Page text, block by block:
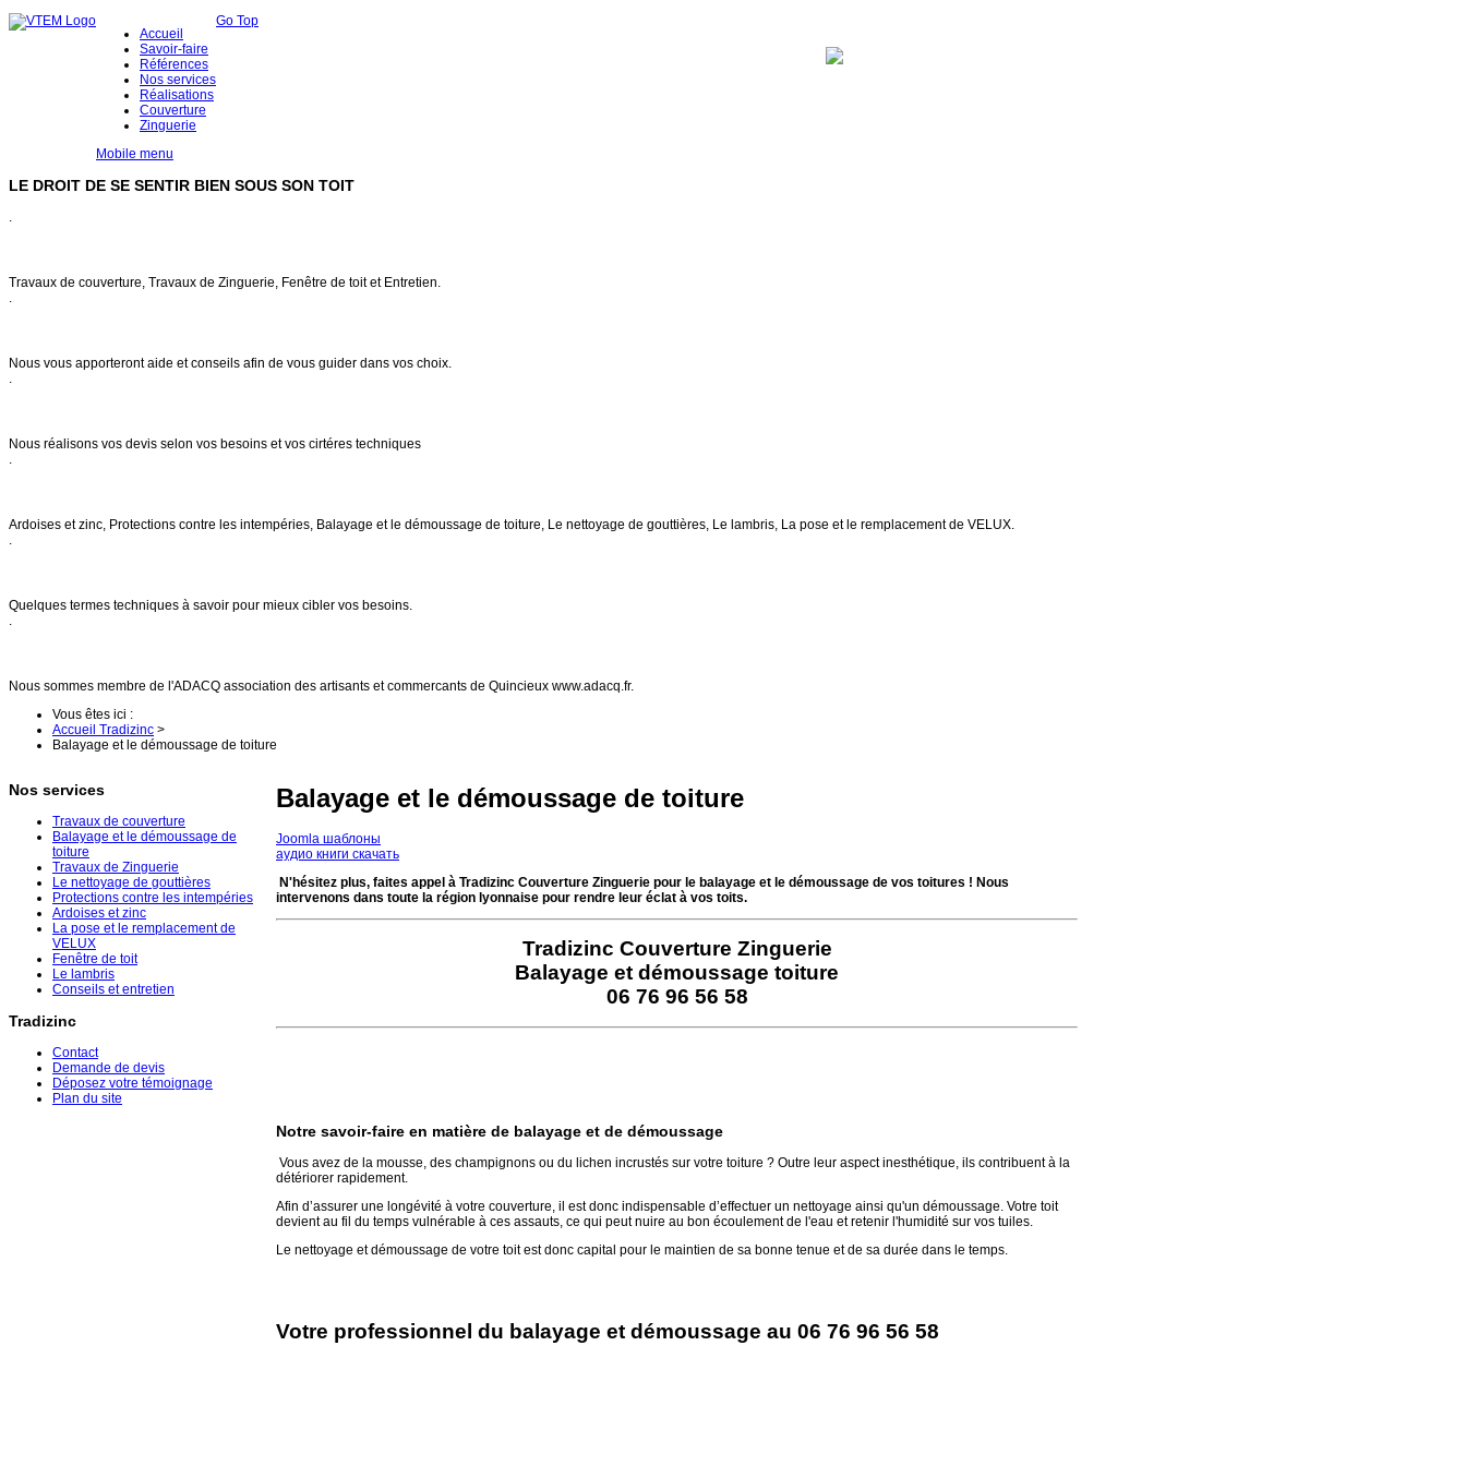
Accueil
Savoir-faire
Références
Nos services
Réalisations
Couverture
Zinguerie
Mobile menu
LE DROIT DE SE SENTIR BIEN SOUS SON TOIT
.
Travaux de couverture, Travaux de Zinguerie, Fenêtre de toit et Entretien.
.
Nous vous apporteront aide et conseils afin de vous guider dans vos choix.
.
Nous réalisons vos devis selon vos besoins et vos cirtéres techniques
Ardoises et zinc, Protections contre les intempéries, Balayage et le démoussage de toiture, Le nettoyage de gouttières, Le lambris, La pose et le remplacement de VELUX.
Quelques termes techniques à savoir pour mieux cibler vos besoins.
Nous sommes membre de l'ADACQ association des artisants et commercants de Quincieux www.adacq.fr.
Vous êtes ici :
Accueil Tradizinc >
Balayage et le démoussage de toiture
Nos services
Travaux de couverture
Balayage et le démoussage de
toiture
Travaux de Zinguerie
Le nettoyage de gouttières
Protections contre les intempéries
Ardoises et zinc
La pose et le remplacement de
VELUX
Fenêtre de toit
Le lambris
Conseils et entretien
Tradizinc
Contact
Demande de devis
Déposez votre témoignage
Plan du site
Balayage et le démoussage de toiture
Joomla шаблоны
аудио книги скачать
N'hésitez plus, faites appel à Tradizinc Couverture Zinguerie pour le balayage et le démoussage de vos toitures ! Nous
intervenons dans toute la région lyonnaise pour rendre leur éclat à vos toits.
Tradizinc Couverture Zinguerie
Balayage et démoussage toiture
06 76 96 56 58
Notre savoir-faire en matière de balayage et de démoussage
Vous avez de la mousse, des champignons ou du lichen incrustés sur votre toiture ? Outre leur aspect inesthétique, ils contribuent à la
détériorer rapidement.
Afin d’assurer une longévité à votre couverture, il est donc indispensable d’effectuer un nettoyage ainsi qu'un démoussage. Votre toit
devient au fil du temps vulnérable à ces assauts, ce qui peut nuire au bon écoulement de l'eau et retenir l'humidité sur vos tuiles.
Le nettoyage et démoussage de votre toit est donc capital pour le maintien de sa bonne tenue et de sa durée dans le temps.
Votre professionnel du balayage et démoussage au 06 76 96 56 58
Go Top